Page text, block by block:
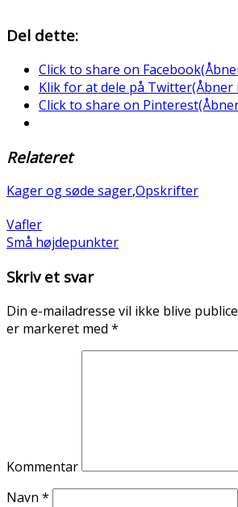
Del dette:
Click to share on
Klik for at dele på Twitter(Åbner
Click to share on
Relateret
Kager og søde sager,Opskrifter
Vafler
Små højdepunkter
Skriv et svar
Din e-mailadresse vil ikke blive
er markeret med *
Kommentar
Navn *